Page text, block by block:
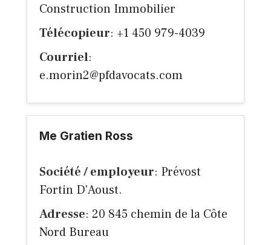
Construction Immobilier
Télécopieur: +1 450 979-4039
Courriel:
e.morin2@pfdavocats.com
Me Gratien Ross
Société / employeur: Prévost
Fortin D'Aoust.
Adresse: 20 845 chemin de la Côte
Nord Bureau